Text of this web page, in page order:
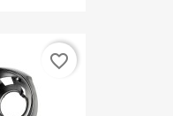
favorite_border